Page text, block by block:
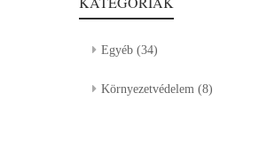
Egyéb (34)
Környezetvédelem (8)